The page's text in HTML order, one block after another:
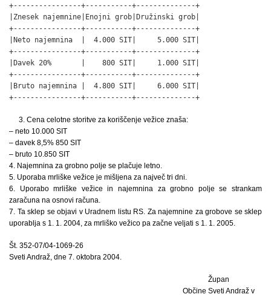
+----------------+-----------+--------------+
|Znesek najemnine|Enojni grob|Družinski grob|
+----------------+-----------+--------------+
|Neto najemnina  |  4.000 SIT|     5.000 SIT|
+----------------+-----------+--------------+
|Davek 20%       |    800 SIT|     1.000 SIT|
+----------------+-----------+--------------+
|Bruto najemnina |  4.800 SIT|     6.000 SIT|
+----------------+-----------+--------------+
3. Cena celotne storitve za koriščenje vežice znaša:
– neto 10.000 SIT
– davek 8,5% 850 SIT
– bruto 10.850 SIT
4. Najemnina za grobno polje se plačuje letno.
5. Uporaba mrliške vežice je mišljena za največ tri dni.
6. Uporabo mrliške vežice in najemnina za grobno polje se strankam
zaračuna na osnovi računa.
7. Ta sklep se objavi v Uradnem listu RS. Za najemnine za grobove se sklep
uporablja s 1. 1. 2004, za mrliško vežico pa začne veljati s 1. 1. 2005.
Št. 352-07/04-1069-26
Sveti Andraž, dne 7. oktobra 2004.
Župan
Občine Sveti Andraž v